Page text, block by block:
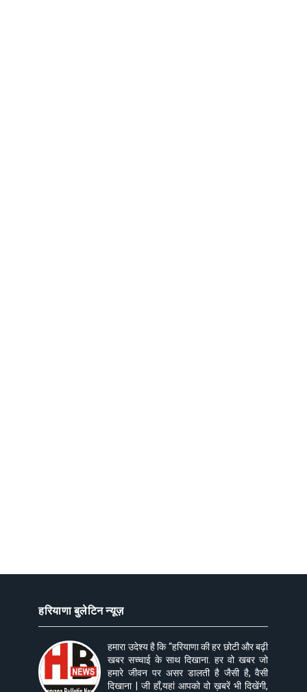
हरियाणा बुलेटिन न्यूज़
हमारा उदेश्य है कि “हरियाणा की हर छोटी और बढ़ी
खबर सच्चाई के साथ दिखाना. हर वो खबर जो
हमारे जीवन पर असर डालती है जैसी है, वैसी
दिखाना | जी हाँ,यहां आपको वो ख़बरें भी दिखेंगी,